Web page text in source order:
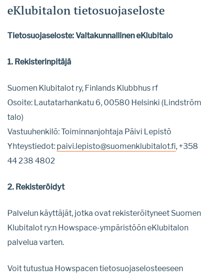
eKlubitalon tietosuojaseloste
Tietosuojaseloste: Valtakunnallinen eKlubitalo
1. Rekisterinpitäjä
Suomen Klubitalot ry, Finlands Klubbhus rf
Osoite: Lautatarhankatu 6, 00580 Helsinki (Lindström
talo)
Vastuuhenkilö: Toiminnanjohtaja Päivi Lepistö
Yhteystiedot: paivi.lepisto@suomenklubitalot.fi, +358
44 238 4802
2. Rekisteröidyt
Palvelun käyttäjät, jotka ovat rekisteröityneet Suomen
Klubitalot ry:n Howspace-ympäristöön eKlubitalon
palvelua varten.
Voit tutustua Howspacen tietosuojaselosteeseen